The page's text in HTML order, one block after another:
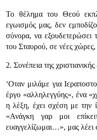
Το θέλημα του Θεού
εγωισμός μας, δεν
σύνορα, να εξουδετερώσει
του Σταυρού, σε νέες
2. Συνέπεια της
‘Οταν μιλάμε για
έργο «αλληλεγγύης», ένα
η λέξη, έχει σχέση με την
«Ανάγκη γαρ μοι
ευαγγελίζωμαι…», μας